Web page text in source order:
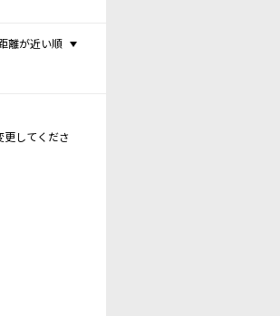
離が近い順
してくださ